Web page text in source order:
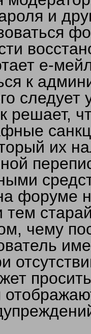
и
е-
к
следует
решает,
их
форуме
чему